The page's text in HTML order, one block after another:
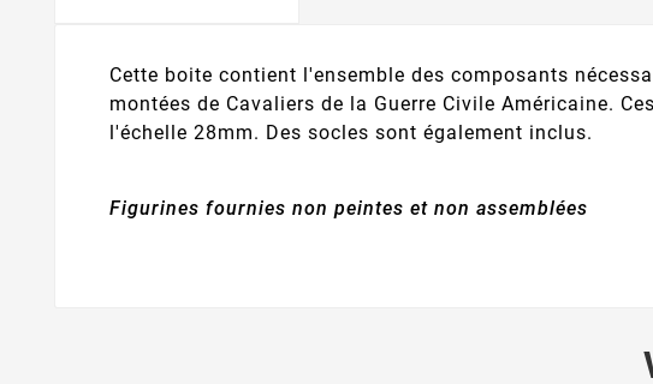
Cette boite contient l'ensemble des composants
montées de Cavaliers de la Guerre Civile Américaine.
l'échelle 28mm. Des socles sont également inclus.
Figurines fournies non peintes et non assemblées